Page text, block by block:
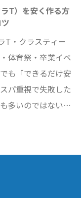
者の選び方、**ス
バスケ・野球・サ
**などを徹底解説
T）を安く作る方
T・クラスティー
体育祭・卒業イベ
も「できるだけ安
パ重視で失敗した
多いのではないで
る方向けに、クラ
ツ 安い 業者 比